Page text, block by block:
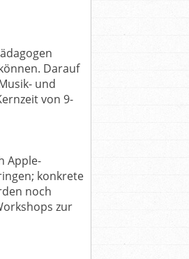
Darauf
und
von 9-
Apple-
konkrete
noch
zur